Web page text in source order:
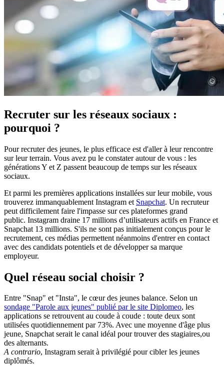
Recruter sur les réseaux sociaux :
pourquoi ?
Pour recruter des jeunes, le plus efficace est d'aller à leur rencontre
sur leur terrain. Vous avez pu le constater autour de vous : les
générations Y et Z passent beaucoup de temps sur les réseaux
sociaux.
Et parmi les premières applications installées sur leur mobile, vous
trouverez immanquablement Instagram et Snapchat. Un recruteur
peut difficilement faire l'impasse sur ces plateformes grand
public. Instagram draine 17 millions d’utilisateurs actifs en France et
Snapchat 13 millions. S'ils ne sont pas initialement conçus pour le
recrutement, ces médias permettent néanmoins d'entrer en contact
avec des candidats potentiels et de développer sa marque
employeur.
Quel réseau social choisir ?
Entre "Snap" et "Insta", le cœur des jeunes balance. Selon un
sondage "Parole aux jeunes" publié par le site Diplomeo, les
applications se retrouvent au coude à coude : toute deux sont
utilisées quotidiennement par 73%. Avec une moyenne d'âge plus
jeune, Snapchat serait le canal idéal pour trouver des stagiaires,ou
des alternants.
A contrario, Instagram serait à privilégié pour cibler les jeunes
diplômés.